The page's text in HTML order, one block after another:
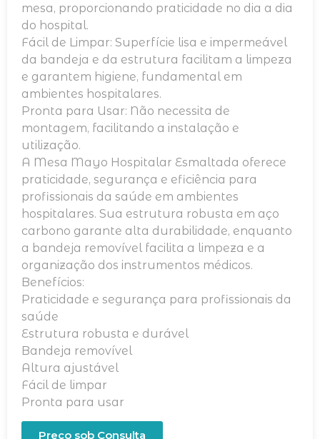
mesa, proporcionando praticidade no dia a dia
do hospital.
Fácil de Limpar: Superfície lisa e impermeável
da bandeja e da estrutura facilitam a limpeza
e garantem higiene, fundamental em
ambientes hospitalares.
Pronta para Usar: Não necessita de
montagem, facilitando a instalação e
utilização.
A Mesa Mayo Hospitalar Esmaltada oferece
praticidade, segurança e eficiência para
profissionais da saúde em ambientes
hospitalares. Sua estrutura robusta em aço
carbono garante alta durabilidade, enquanto
a bandeja removível facilita a limpeza e a
organização dos instrumentos médicos.
Benefícios:
Praticidade e segurança para profissionais da
saúde
Estrutura robusta e durável
Bandeja removível
Altura ajustável
Fácil de limpar
Pronta para usar
Preço sob Consulta